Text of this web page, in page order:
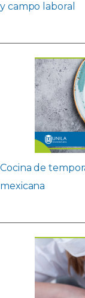
y campo laboral
Cocina de
mexicana